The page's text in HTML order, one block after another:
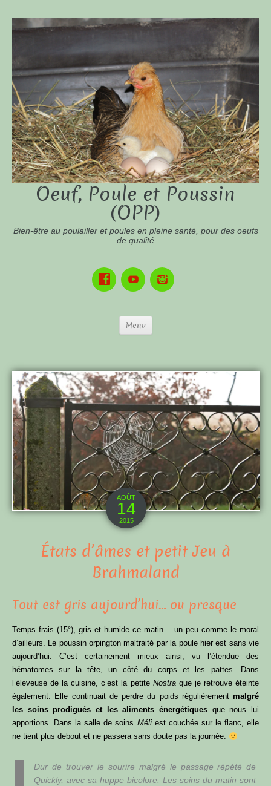
Oeuf, Poule et Poussin
(OPP)
Bien-être au poulailler et poules en pleine santé, pour des oeufs
de qualité
Menu
AOÛT
14
2015
États d’âmes et petit Jeu à
Brahmaland
Tout est gris aujourd’hui… ou presque
Temps frais (15°), gris et humide ce matin… un peu comme le moral
d’ailleurs. Le poussin orpington maltraité par la poule hier est sans vie
aujourd’hui. C’est certainement mieux ainsi, vu l’étendue des
hématomes sur la tête, un côté du corps et les pattes. Dans
l’éleveuse de la cuisine, c’est la petite Nostraque je retrouve éteinte
également. Elle continuait de perdre du poids régulièrement malgré
les soins prodigués et les aliments énergétiques que nous lui
apportions. Dans la salle de soins Méliest couchée sur le flanc, elle
ne tient plus debout et ne passera sans doute pas la journée.
Dur de trouver le sourire malgré le passage répété de
Quickly, avec sa huppe bicolore. Les soins du matin sont